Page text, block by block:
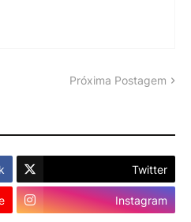
Próxima Postagem
Twitter
Instagram